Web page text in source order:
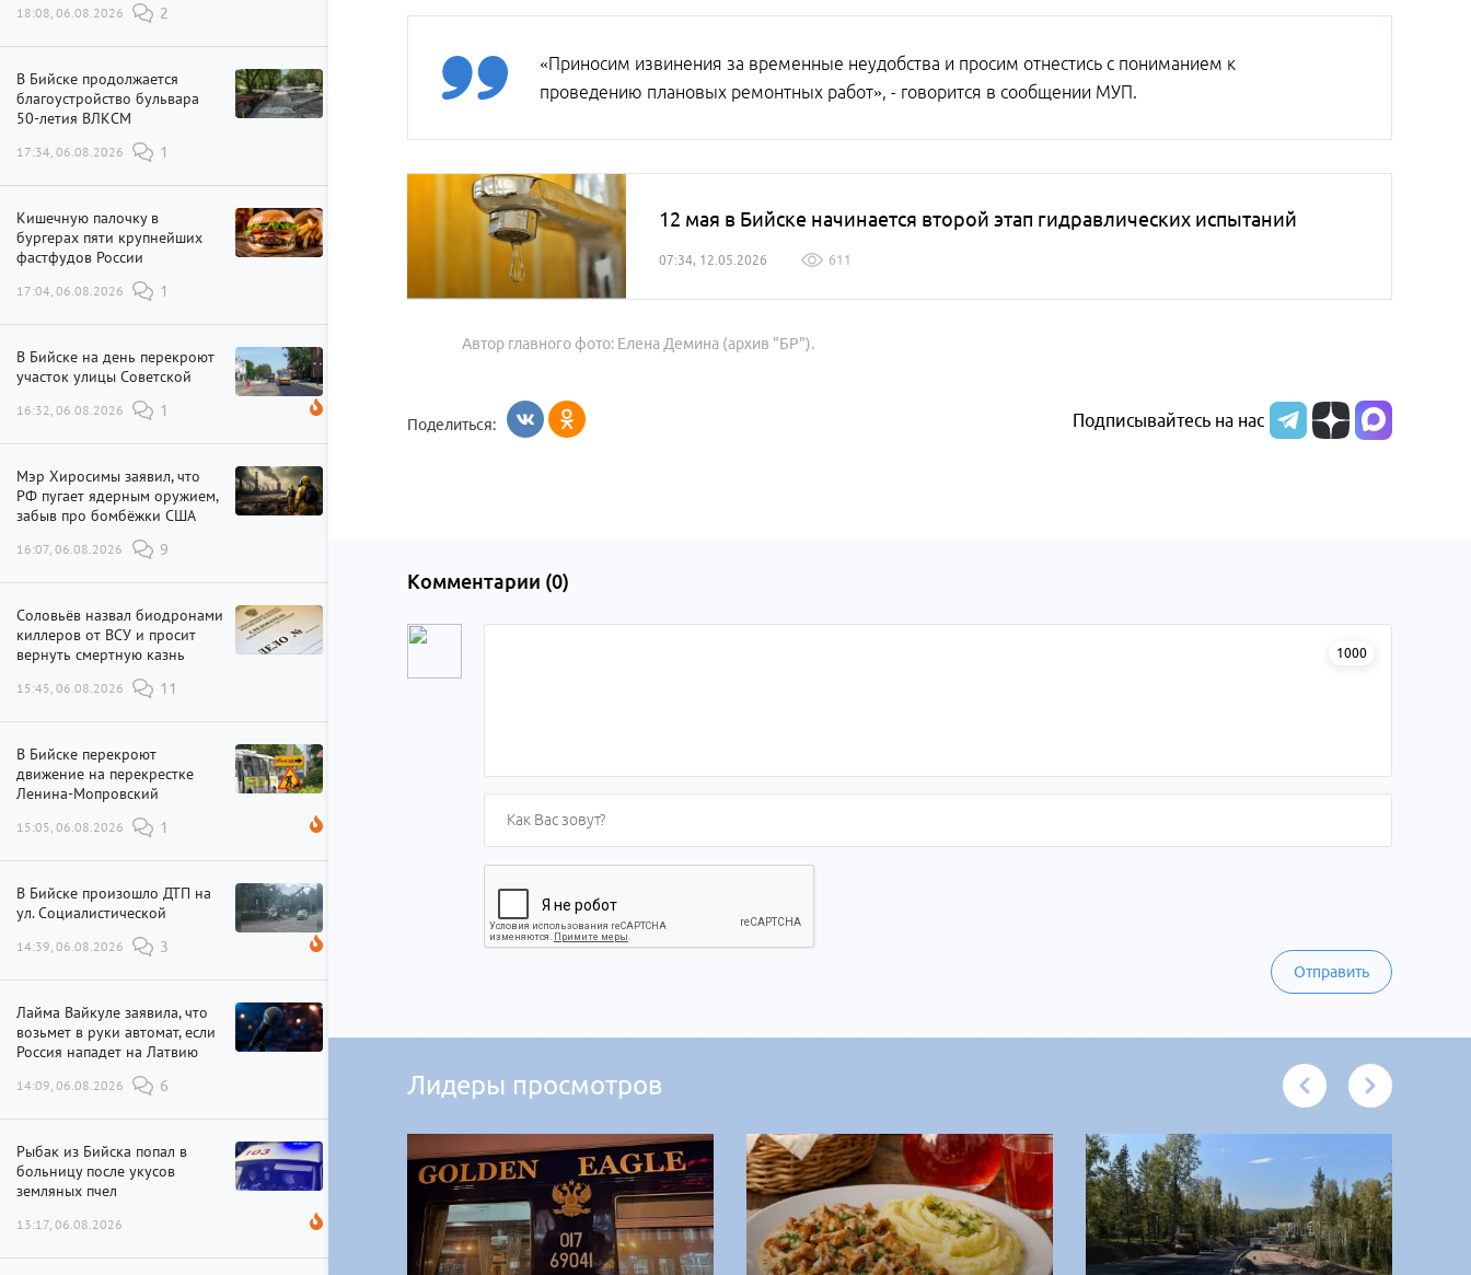
18:08, 06.08.2026 2
В Бийске продолжается
благоустройство бульвара
50-летия ВЛКСМ
17:34, 06.08.2026 1
Кишечную палочку в
бургерах пяти крупнейших
фастфудов России
17:04, 06.08.2026 1
В Бийске на день перекроют
участок улицы Советской
16:32, 06.08.2026 1
Мэр Хиросимы заявил, что
РФ пугает ядерным оружием,
забыв про бомбёжки США
16:07, 06.08.2026 9
Соловьёв назвал биодронами
киллеров от ВСУ и просит
вернуть смертную казнь
15:45, 06.08.2026 11
В Бийске перекроют
движение на перекрестке
Ленина-Мопровский
15:05, 06.08.2026 1
В Бийске произошло ДТП на
ул. Социалистической
14:39, 06.08.2026 3
Лайма Вайкуле заявила, что
возьмет в руки автомат, если
Россия нападет на Латвию
14:09, 06.08.2026 6
Рыбак из Бийска попал в
больницу после укусов
земляных пчел
13:17, 06.08.2026
«Приносим извинения за временные неудобства и просим отнестись с пониманием к
проведению плановых ремонтных работ», - говорится в сообщении МУП.
12 мая в Бийске начинается второй этап гидравлических испытаний
07:34, 12.05.2026 611
Автор главного фото: Елена Демина (архив "БР").
Поделиться: Подписывайтесь на нас
Комментарии (0)
1000
Отправить
Лидеры просмотров